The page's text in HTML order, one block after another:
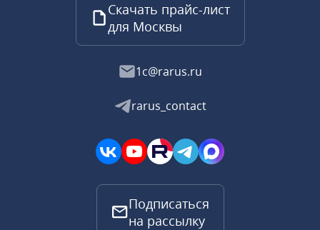
Скачать прайс-лист
для Москвы
1c@rarus.ru
rarus_contact
Подписаться
на рассылку